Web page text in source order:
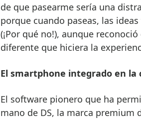
de que pasearme sería una
porque cuando paseas, las ideas
(¡Por qué no!), aunque
diferente que hiciera la
El smartphone integrado en la
El software pionero que ha
mano de DS, la marca premium